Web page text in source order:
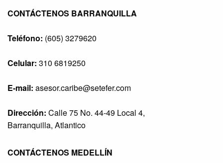
CONTÁCTENOS BARRANQUILLA
Teléfono: (605) 3279620
Celular: 310 6819250
E-mail: asesor.caribe@setefer.com
Dirección: Calle 75 No. 44-49 Local 4,
Barranquilla, Atlantico
CONTÁCTENOS MEDELLÍN